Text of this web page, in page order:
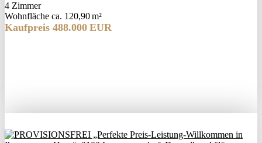
4 Zimmer
Wohnfläche ca. 120,90 m²
Kaufpreis 488.000 EUR